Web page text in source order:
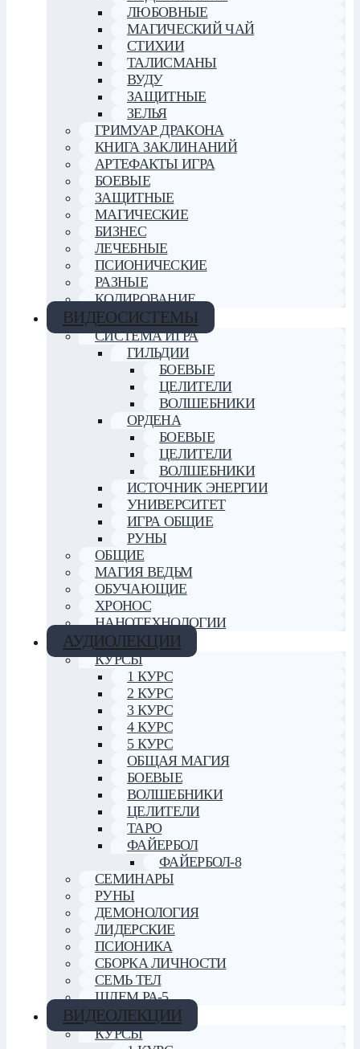
ЛЮБОВНЫЕ
МАГИЧЕСКИЙ ЧАЙ
СТИХИИ
ТАЛИСМАНЫ
ВУДУ
ЗАЩИТНЫЕ
ЗЕЛЬЯ
ГРИМУАР ДРАКОНА
КНИГА ЗАКЛИНАНИЙ
АРТЕФАКТЫ ИГРА
БОЕВЫЕ
ЗАЩИТНЫЕ
МАГИЧЕСКИЕ
БИЗНЕС
ЛЕЧЕБНЫЕ
ПСИОНИЧЕСКИЕ
РАЗНЫЕ
КОДИРОВАНИЕ
ВИДЕОСИСТЕМЫ
СИСТЕМА ИГРА
ГИЛЬДИИ
БОЕВЫЕ
ЦЕЛИТЕЛИ
ВОЛШЕБНИКИ
ОРДЕНА
БОЕВЫЕ
ЦЕЛИТЕЛИ
ВОЛШЕБНИКИ
ИСТОЧНИК ЭНЕРГИИ
УНИВЕРСИТЕТ
ИГРА ОБЩИЕ
РУНЫ
ОБЩИЕ
МАГИЯ ВЕДЬМ
ОБУЧАЮЩИЕ
ХРОНОС
НАНОТЕХНОЛОГИИ
АУДИОЛЕКЦИИ
КУРСЫ
1 КУРС
2 КУРС
3 КУРС
4 КУРС
5 КУРС
ОБЩАЯ МАГИЯ
БОЕВЫЕ
ВОЛШЕБНИКИ
ЦЕЛИТЕЛИ
ТАРО
ФАЙЕРБОЛ
ФАЙЕРБОЛ-8
СЕМИНАРЫ
РУНЫ
ДЕМОНОЛОГИЯ
ЛИДЕРСКИЕ
ПСИОНИКА
СБОРКА ЛИЧНОСТИ
СЕМЬ ТЕЛ
ШЛЕМ РА-5
ВИДЕОЛЕКЦИИ
КУРСЫ